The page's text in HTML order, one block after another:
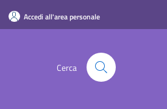
Accedi all'area personale
Cerca